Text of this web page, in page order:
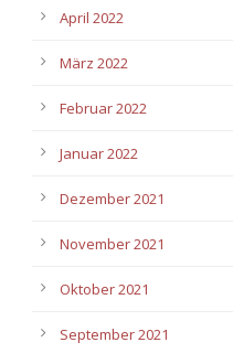
April 2022
März 2022
Februar 2022
Januar 2022
Dezember 2021
November 2021
Oktober 2021
September 2021